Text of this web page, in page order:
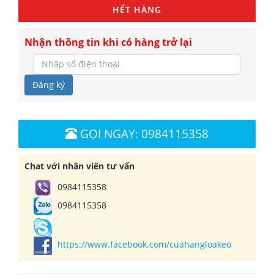
HẾT HÀNG
Nhận thông tin khi có hàng trở lại
Đăng ký
GỌI NGAY: 0984115358
Chat với nhân viên tư vấn
0984115358
0984115358
https://www.facebook.com/cuahangloakeo